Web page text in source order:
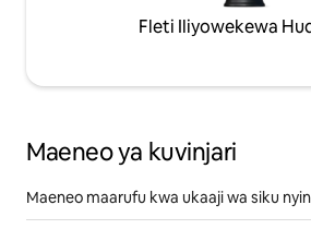
Fleti Iliyowekewa
Maeneo ya kuvinjari
Maeneo maarufu kwa ukaaji wa siku